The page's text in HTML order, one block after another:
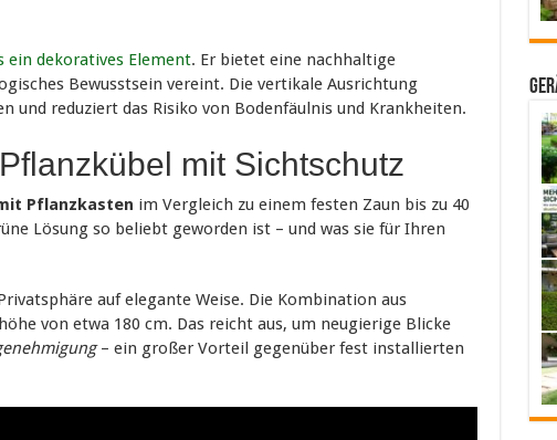
ein dekoratives Element. Er bietet eine nachhaltige
Bewusstsein vereint. Die vertikale Ausrichtung
und reduziert das Risiko von Bodenfäulnis und Krankheiten.
mit Sichtschutz
Pflanzkasten im Vergleich zu einem festen Zaun bis zu 40
Lösung so beliebt geworden ist – und was sie für Ihren
auf elegante Weise. Die Kombination aus
von etwa 180 cm. Das reicht aus, um neugierige Blicke
– ein großer Vorteil gegenüber fest installierten